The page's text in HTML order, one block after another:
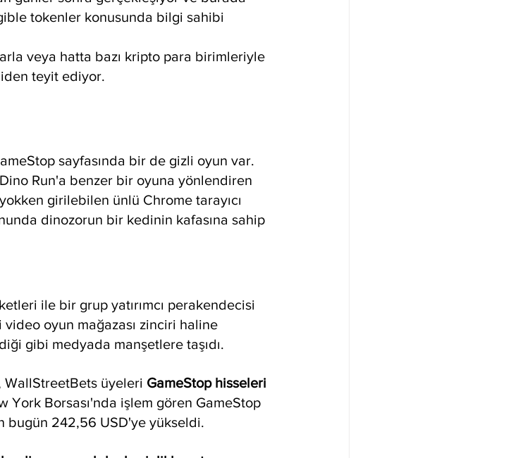
tokenler konusunda bilgi sahibi
veya hatta bazı kripto para birimleriyle
teyit ediyor.
sayfasında bir de gizli oyun var.
Dino Run'a benzer bir oyuna yönlendiren
girilebilen ünlü Chrome tarayıcı
dinozorun bir kedinin kafasına sahip
ile bir grup yatırımcı perakendecisi
video oyun mağazası zinciri haline
gibi medyada manşetlere taşıdı.
WallStreetBets üyeleri GameStop hisseleri
Borsası'nda işlem gören GameStop
bugün 242,56 USD'ye yükseldi.